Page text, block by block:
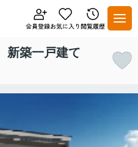
築一戸建て